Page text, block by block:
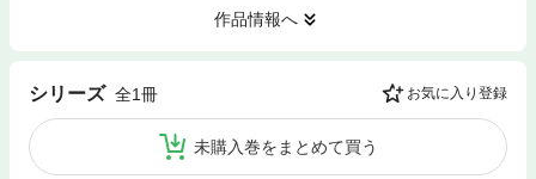
作品情報へ
シリーズ 全1冊 お気に入り登録
未購入巻をまとめて買う